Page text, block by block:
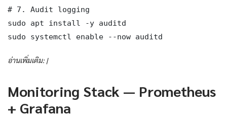
# 7. Audit logging
sudo apt install -y auditd
sudo systemctl enable --now auditd
อ่านเพิ่มเติม: |
Monitoring Stack — Prometheus
+ Grafana